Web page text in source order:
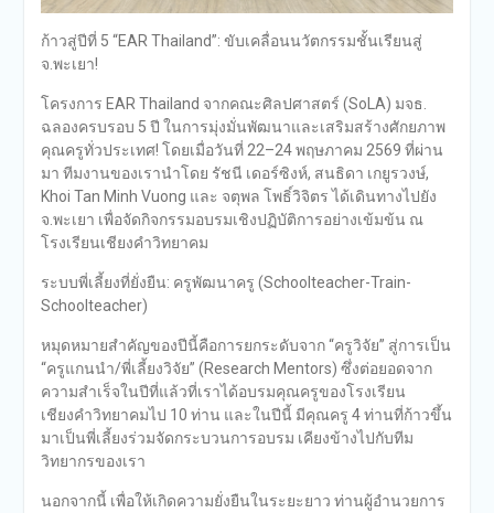
ก้าวสู่ปีที่ 5 “EAR Thailand”: ขับเคลื่อนนวัตกรรมชั้นเรียนสู่
จ.พะเยา!
โครงการ EAR Thailand จากคณะศิลปศาสตร์ (SoLA) มจธ.
ฉลองครบรอบ 5 ปี ในการมุ่งมั่นพัฒนาและเสริมสร้างศักยภาพ
คุณครูทั่วประเทศ! โดยเมื่อวันที่ 22–24 พฤษภาคม 2569 ที่ผ่าน
มา ทีมงานของเรานำโดย รัชนี เดอร์ซิงห์, สนธิดา เกยูรวงษ์,
Khoi Tan Minh Vuong และ จตุพล โพธิ์วิจิตร ได้เดินทางไปยัง
จ.พะเยา เพื่อจัดกิจกรรมอบรมเชิงปฏิบัติการอย่างเข้มข้น ณ
โรงเรียนเชียงคำวิทยาคม
ระบบพี่เลี้ยงที่ยั่งยืน: ครูพัฒนาครู (Schoolteacher-Train-
Schoolteacher)
หมุดหมายสำคัญของปีนี้คือการยกระดับจาก “ครูวิจัย” สู่การเป็น
“ครูแกนนำ/พี่เลี้ยงวิจัย” (Research Mentors) ซึ่งต่อยอดจาก
ความสำเร็จในปีที่แล้วที่เราได้อบรมคุณครูของโรงเรียน
เชียงคำวิทยาคมไป 10 ท่าน และในปีนี้ มีคุณครู 4 ท่านที่ก้าวขึ้น
มาเป็นพี่เลี้ยงร่วมจัดกระบวนการอบรม เคียงข้างไปกับทีม
วิทยากรของเรา
นอกจากนี้ เพื่อให้เกิดความยั่งยืนในระยะยาว ท่านผู้อำนวยการ